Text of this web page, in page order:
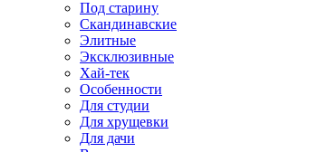
Под старину
Скандинавские
Элитные
Эксклюзивные
Хай-тек
Особенности
Для студии
Для хрущевки
Для дачи